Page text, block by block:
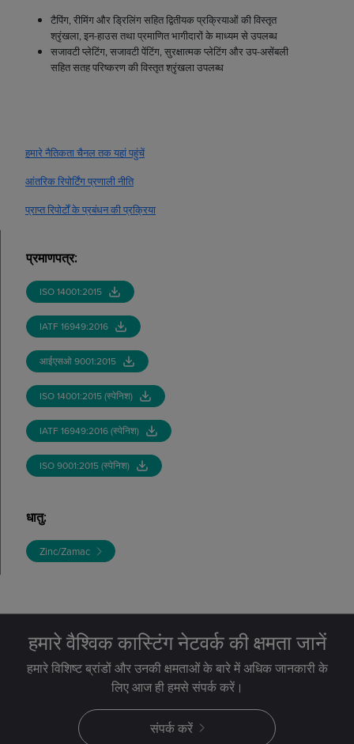
टैपिंग, रीमिंग और ड्रिलिंग सहित द्वितीयक प्रक्रियाओं की विस्तृत
श्रृंखला, इन-हाउस तथा प्रमाणित भागीदारों के माध्यम से उपलब्ध
सजावटी प्लेटिंग, सजावटी पेंटिंग, सुरक्षात्मक प्लेटिंग और उप-असेंबली
सहित सतह परिष्करण की विस्तृत श्रृंखला उपलब्ध
हमारे नैतिकता चैनल तक यहां पहुंचें
आंतरिक रिपोर्टिंग प्रणाली नीति
प्राप्त रिपोर्टों के प्रबंधन की प्रक्रिया
प्रमाणपत्र:
ISO 14001:2015
IATF 16949:2016
आईएसओ 9001:2015
ISO 14001:2015 (स्पेनिश)
IATF 16949:2016 (स्पेनिश)
ISO 9001:2015 (स्पेनिश)
धातु:
Zinc/Zamac
हमारे वैश्विक कास्टिंग नेटवर्क की क्षमता जानें
हमारे विशिष्ट ब्रांडों और उनकी क्षमताओं के बारे में अधिक जानकारी के
लिए आज ही हमसे संपर्क करें।
संपर्क करें